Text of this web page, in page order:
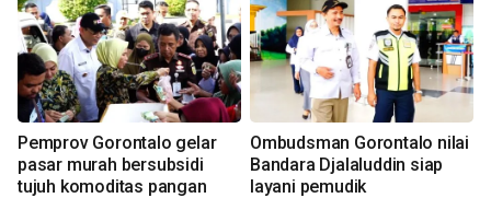
Pemprov Gorontalo gelar
pasar murah bersubsidi
tujuh komoditas pangan
Ombudsman Gorontalo nilai
Bandara Djalaluddin siap
layani pemudik